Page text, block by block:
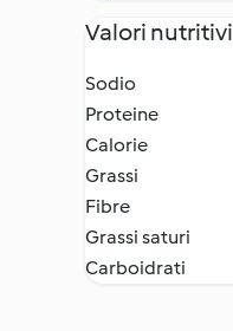
Valori nutritivi
Sodio
Proteine
Calorie
Grassi
Fibre
Grassi saturi
Carboidrati